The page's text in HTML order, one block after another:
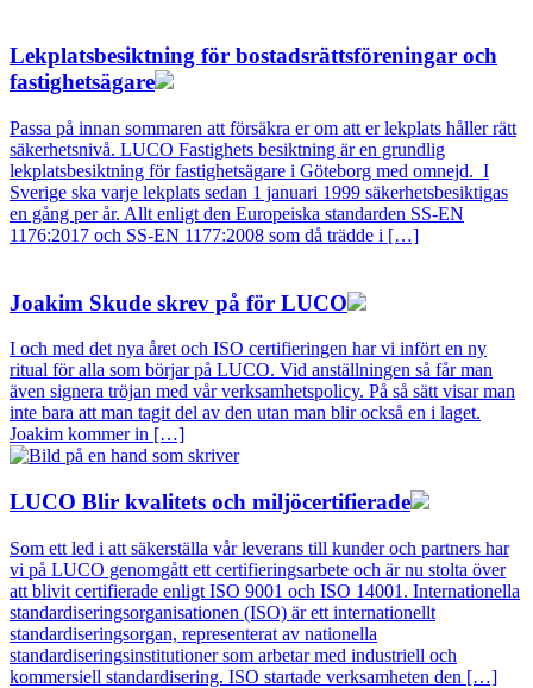
Lekplatsbesiktning för bostadsrättsföreningar och
fastighetsägare
Passa på innan sommaren att försäkra er om att er lekplats håller rätt
säkerhetsnivå. LUCO Fastighets besiktning är en grundlig
lekplatsbesiktning för fastighetsägare i Göteborg med omnejd. I
Sverige ska varje lekplats sedan 1 januari 1999 säkerhetsbesiktigas
en gång per år. Allt enligt den Europeiska standarden SS-EN
1176:2017 och SS-EN 1177:2008 som då trädde i […]
Joakim Skude skrev på för LUCO
I och med det nya året och ISO certifieringen har vi infört en ny
ritual för alla som börjar på LUCO. Vid anställningen så får man
även signera tröjan med vår verksamhetspolicy. På så sätt visar man
inte bara att man tagit del av den utan man blir också en i laget.
Joakim kommer in […]
LUCO Blir kvalitets och miljöcertifierade
Som ett led i att säkerställa vår leverans till kunder och partners har
vi på LUCO genomgått ett certifieringsarbete och är nu stolta över
att blivit certifierade enligt ISO 9001 och ISO 14001. Internationella
standardiseringsorganisationen (ISO) är ett internationellt
standardiseringsorgan, representerat av nationella
standardiseringsinstitutioner som arbetar med industriell och
kommersiell standardisering. ISO startade verksamheten den […]